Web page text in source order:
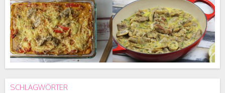
SCHLAGWÖRTER